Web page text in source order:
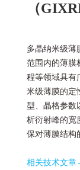
（
多晶纳米级薄
范围内的薄膜
程等领域具有
米级薄膜的定
型、晶格参数
析衍射峰的宽
保对薄膜结构
相关技术文章